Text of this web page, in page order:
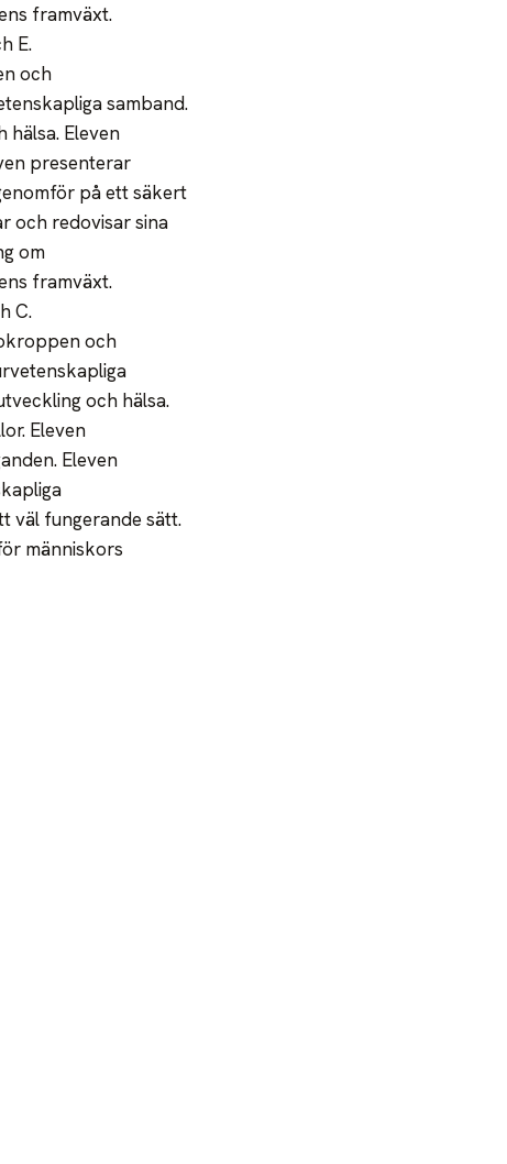
framväxt.
E.
och
samband.
Eleven
presenterar
på ett säkert
och redovisar sina
om
framväxt.
C.
och
och hälsa.
Eleven
Eleven
väl fungerande sätt.
människors